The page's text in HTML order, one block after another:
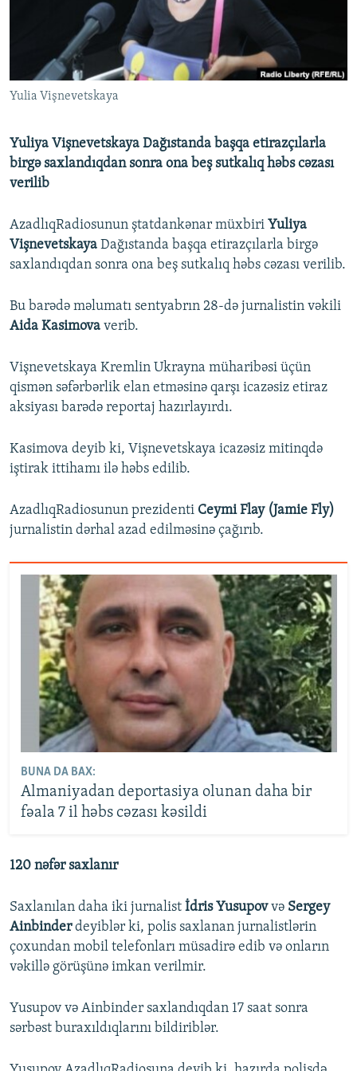
İNFOQRAFIKA
KARIKATURA
AZƏRBAYCAN ƏDƏBIYYATI KITABXANASI
İSLAM VƏ DEMOKRATIYA
İZ - MƏDƏNIYYƏT PROQRAMI
PEŞƏ ETIKASI VƏ JURNALISTIKA STANDARTLARIMIZ
MATERIALLARIMIZDAN ISTIFADƏ
AZADLIQRADIOSU MOBIL TELEFONUNUZDA
XƏBƏR BÜLLETENLƏRIMIZ
RFE/RL-in bütün saytları
Yulia Vişnevetskaya
Yuliya Vişnevetskaya Dağıstanda başqa etirazçılarla
birgə saxlandıqdan sonra ona beş sutkalıq həbs cəzası
verilib
AzadlıqRadiosunun ştatdankənar müxbiri Yuliya
Vişnevetskaya Dağıstanda başqa etirazçılarla birgə
saxlandıqdan sonra ona beş sutkalıq həbs cəzası verilib.
Bu barədə məlumatı sentyabrın 28-də jurnalistin vəkili
Aida Kasimova verib.
Vişnevetskaya Kremlin Ukrayna müharibəsi üçün
qismən səfərbərlik elan etməsinə qarşı icazəsiz etiraz
aksiyası barədə reportaj hazırlayırdı.
Kasimova deyib ki, Vişnevetskaya icazəsiz mitinqdə
iştirak ittihamı ilə həbs edilib.
AzadlıqRadiosunun prezidenti Ceymi Flay (Jamie Fly)
jurnalistin dərhal azad edilməsinə çağırıb.
BUNA DA BAX:
Almaniyadan deportasiya olunan daha bir
fəala 7 il həbs cəzası kəsildi
120 nəfər saxlanır
Saxlanılan daha iki jurnalist İdris Yusupovvə Sergey
Ainbinderdeyiblər ki, polis saxlanan jurnalistlərin
çoxundan mobil telefonları müsadirə edib və onların
vəkillə görüşünə imkan verilmir.
Yusupov və Ainbinder saxlandıqdan 17 saat sonra
sərbəst buraxıldıqlarını bildiriblər.